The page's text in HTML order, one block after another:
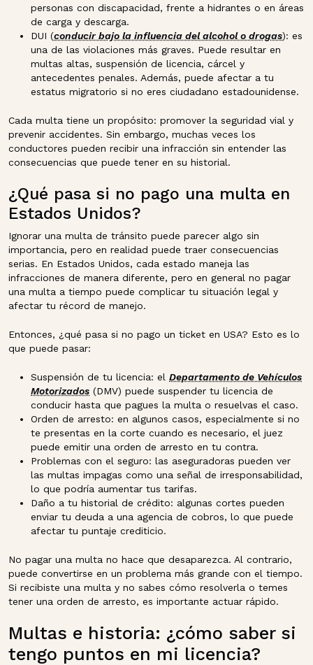
personas con discapacidad, frente a hidrantes o en áreas
de carga y descarga.
DUI (conducir bajo la influencia del alcohol o drogas): es
una de las violaciones más graves. Puede resultar en
multas altas, suspensión de licencia, cárcel y
antecedentes penales. Además, puede afectar a tu
estatus migratorio si no eres ciudadano estadounidense.
Cada multa tiene un propósito: promover la seguridad vial y
prevenir accidentes. Sin embargo, muchas veces los
conductores pueden recibir una infracción sin entender las
consecuencias que puede tener en su historial.
¿Qué pasa si no pago una multa en
Estados Unidos?
Ignorar una multa de tránsito puede parecer algo sin
importancia, pero en realidad puede traer consecuencias
serias. En Estados Unidos, cada estado maneja las
infracciones de manera diferente, pero en general no pagar
una multa a tiempo puede complicar tu situación legal y
afectar tu récord de manejo.
Entonces, ¿qué pasa si no pago un ticket en USA? Esto es lo
que puede pasar:
Suspensión de tu licencia: el Departamento de Vehículos
Motorizados (DMV) puede suspender tu licencia de
conducir hasta que pagues la multa o resuelvas el caso.
Orden de arresto: en algunos casos, especialmente si no
te presentas en la corte cuando es necesario, el juez
puede emitir una orden de arresto en tu contra.
Problemas con el seguro: las aseguradoras pueden ver
las multas impagas como una señal de irresponsabilidad,
lo que podría aumentar tus tarifas.
Daño a tu historial de crédito: algunas cortes pueden
enviar tu deuda a una agencia de cobros, lo que puede
afectar tu puntaje crediticio.
No pagar una multa no hace que desaparezca. Al contrario,
puede convertirse en un problema más grande con el tiempo.
Si recibiste una multa y no sabes cómo resolverla o temes
tener una orden de arresto, es importante actuar rápido.
Multas e historia: ¿cómo saber si
tengo puntos en mi licencia?